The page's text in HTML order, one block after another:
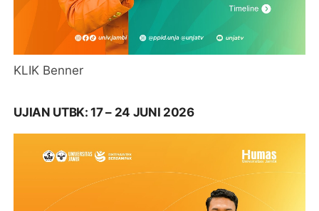
KLIK Benner
UJIAN UTBK: 17 – 24 JUNI 2026